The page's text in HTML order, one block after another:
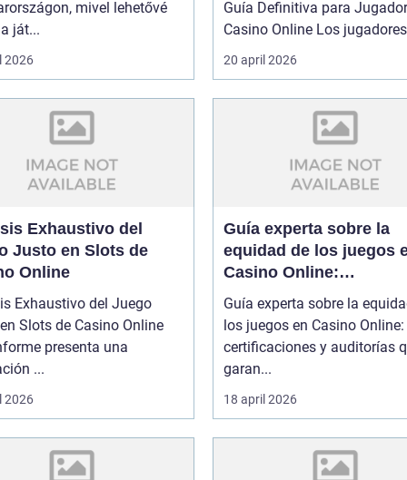
mivel lehetővé
ját...
2026
Guía Definitiva para
Casino Online Los
20 april 2026
Exhaustivo del
Justo en Slots de
Online
Exhaustivo del Juego
Slots de Casino Online
presenta una
...
2026
Guía experta sobre la
equidad de los juegos
Casino Online:
certificaciones y
que garantizan
Guía experta sobre la
los juegos en Casino Online:
certificaciones y auditorías
garan...
18 april 2026